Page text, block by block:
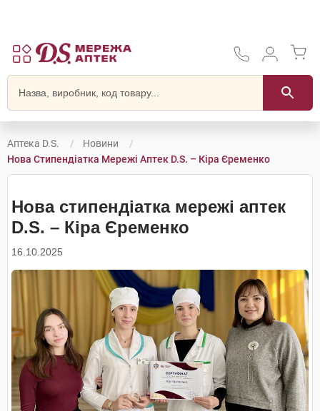
Аптека D.S.
Новини
Нова Стипендіатка Мережі Аптек D.S. – Кіра Єременко
Нова стипендіатка мережі аптек
D.S. – Кіра Єременко
16.10.2025